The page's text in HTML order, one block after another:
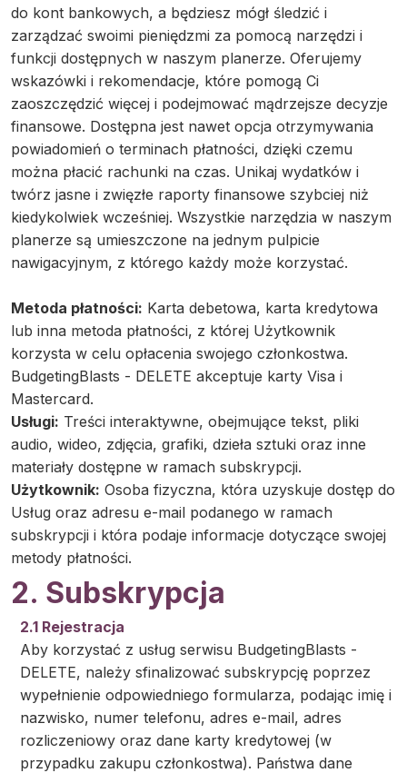
do kont bankowych, a będziesz mógł śledzić i
zarządzać swoimi pieniędzmi za pomocą narzędzi i
funkcji dostępnych w naszym planerze. Oferujemy
wskazówki i rekomendacje, które pomogą Ci
zaoszczędzić więcej i podejmować mądrzejsze decyzje
finansowe. Dostępna jest nawet opcja otrzymywania
powiadomień o terminach płatności, dzięki czemu
można płacić rachunki na czas. Unikaj wydatków i
twórz jasne i zwięzłe raporty finansowe szybciej niż
kiedykolwiek wcześniej. Wszystkie narzędzia w naszym
planerze są umieszczone na jednym pulpicie
nawigacyjnym, z którego każdy może korzystać.
Metoda płatności: Karta debetowa, karta kredytowa
lub inna metoda płatności, z której Użytkownik
korzysta w celu opłacenia swojego członkostwa.
BudgetingBlasts - DELETE akceptuje karty Visa i
Mastercard.
Usługi: Treści interaktywne, obejmujące tekst, pliki
audio, wideo, zdjęcia, grafiki, dzieła sztuki oraz inne
materiały dostępne w ramach subskrypcji.
Użytkownik: Osoba fizyczna, która uzyskuje dostęp do
Usług oraz adresu e-mail podanego w ramach
subskrypcji i która podaje informacje dotyczące swojej
metody płatności.
2. Subskrypcja
2.1 Rejestracja
Aby korzystać z usług serwisu BudgetingBlasts -
DELETE, należy sfinalizować subskrypcję poprzez
wypełnienie odpowiedniego formularza, podając imię i
nazwisko, numer telefonu, adres e-mail, adres
rozliczeniowy oraz dane karty kredytowej (w
przypadku zakupu członkostwa). Państwa dane